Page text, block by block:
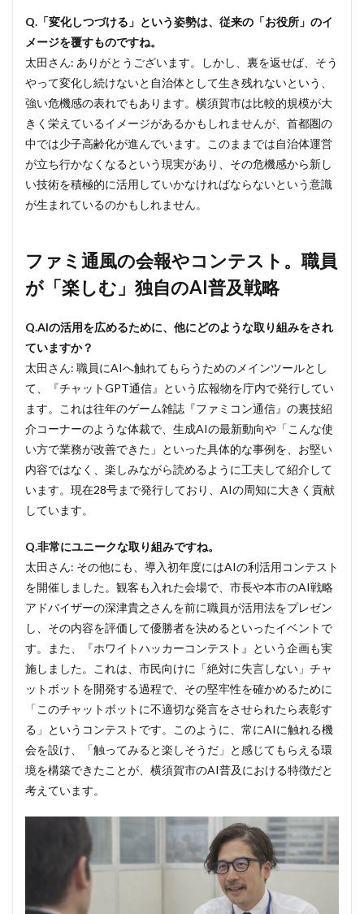
来図
と、行
政特有
の
「壁」
4
RAG
のジ
レン
マ
と、
社会
めに
求め
る
連
携」
5
AI導
年間
2万
時間
超の
業務
削
減。
数字
す確
成果
Q.「変化しつづける」という姿勢は、従来の「お役所」のイ
メージを覆すものですね。
太田さん: ありがとうございます。しかし、裏を返せば、そう
やって変化し続けないと自治体として生き残れないという、
強い危機感の表れでもあります。横須賀市は比較的規模が大
きく栄えているイメージがあるかもしれませんが、首都圏の
中では少子高齢化が進んでいます。このままでは自治体運営
が立ち行かなくなるという現実があり、その危機感から新し
い技術を積極的に活用していかなければならないという意識
が生まれているのかもしれません。
ファミ通風の会報やコンテスト。職員
が「楽しむ」独自のAI普及戦略
Q.AIの活用を広めるために、他にどのような取り組みをされ
ていますか？
太田さん: 職員にAIへ触れてもらうためのメインツールとし
て、『チャットGPT通信』という広報物を庁内で発行してい
ます。これは往年のゲーム雑誌『ファミコン通信』の裏技紹
介コーナーのような体裁で、生成AIの最新動向や「こんな使
い方で業務が改善できた」といった具体的な事例を、お堅い
内容ではなく、楽しみながら読めるように工夫して紹介して
います。現在28号まで発行しており、AIの周知に大きく貢献
しています。
Q.非常にユニークな取り組みですね。
太田さん: その他にも、導入初年度にはAIの利活用コンテスト
を開催しました。観客も入れた会場で、市長や本市のAI戦略
アドバイザーの深津貴之さんを前に職員が活用法をプレゼン
し、その内容を評価して優勝者を決めるといったイベントで
す。また、『ホワイトハッカーコンテスト』という企画も実
施しました。これは、市民向けに「絶対に失言しない」チャ
ットボットを開発する過程で、その堅牢性を確かめるために
「このチャットボットに不適切な発言をさせられたら表彰す
る」というコンテストです。このように、常にAIに触れる機
会を設け、「触ってみると楽しそうだ」と感じてもらえる環
境を構築できたことが、横須賀市のAI普及における特徴だと
考えています。